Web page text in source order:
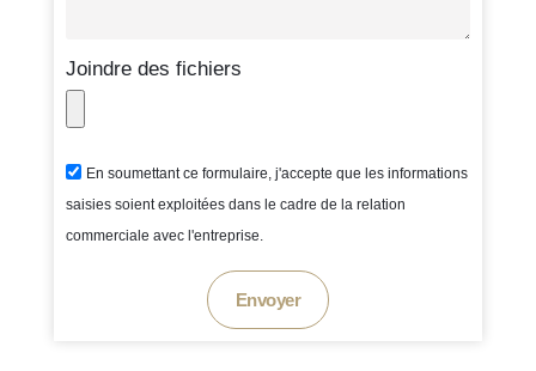
Joindre des fichiers
En soumettant ce formulaire, j'accepte que les informations
saisies soient exploitées dans le cadre de la relation
commerciale avec l'entreprise.
Envoyer